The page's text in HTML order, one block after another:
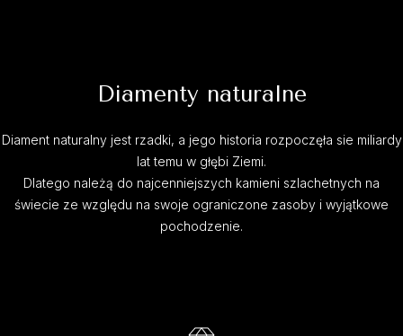
Diamenty naturalne
Diament naturalny jest rzadki, a jego historia rozpoczęła sie miliardy
lat temu w głębi Ziemi.
Dlatego należą do najcenniejszych kamieni szlachetnych na
świecie ze względu na swoje ograniczone zasoby i wyjątkowe
pochodzenie.